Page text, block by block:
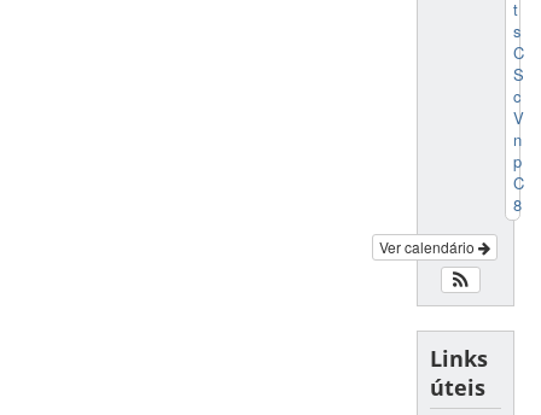
t
s
C
S
c
V
n
p
C
8
Ver calendário
Links
úteis